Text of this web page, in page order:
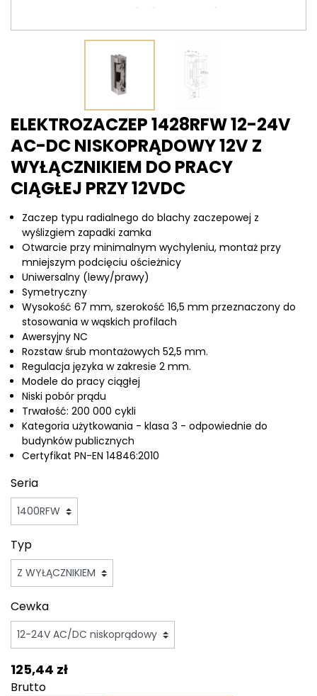
ELEKTROZACZEP 1428RFW 12-24V
AC-DC NISKOPRĄDOWY 12V Z
WYŁĄCZNIKIEM DO PRACY
CIĄGŁEJ PRZY 12VDC
Zaczep typu radialnego do blachy zaczepowej z
wyślizgiem zapadki zamka
Otwarcie przy minimalnym wychyleniu, montaż przy
mniejszym podcięciu ościeżnicy
Uniwersalny (lewy/prawy)
Symetryczny
Wysokość 67 mm, szerokość 16,5 mm przeznaczony do
stosowania w wąskich profilach
Awersyjny NC
Rozstaw śrub montażowych 52,5 mm.
Regulacja języka w zakresie 2 mm.
Modele do pracy ciągłej
Niski pobór prądu
Trwałość: 200 000 cykli
Kategoria użytkowania - klasa 3 - odpowiednie do
budynków publicznych
Certyfikat PN-EN 14846:2010
Seria
Typ
Cewka
125,44 zł
Brutto